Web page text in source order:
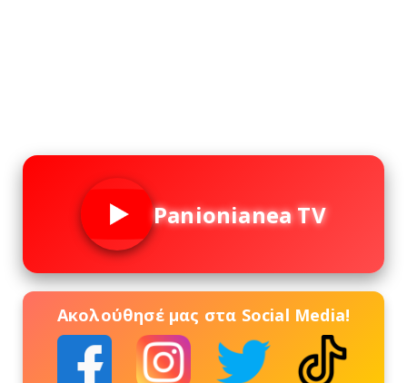
Panionianea TV
Ακολούθησέ μας στα Social Media!